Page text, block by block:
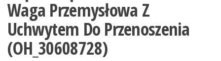
Waga Przemysłowa Z
Uchwytem Do Przenoszenia
(OH_30608728)